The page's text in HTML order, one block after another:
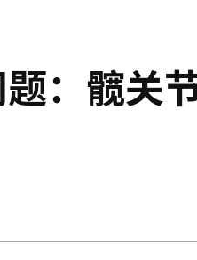
：髋关